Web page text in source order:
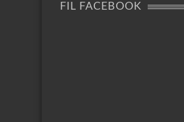
FIL FACEBOOK